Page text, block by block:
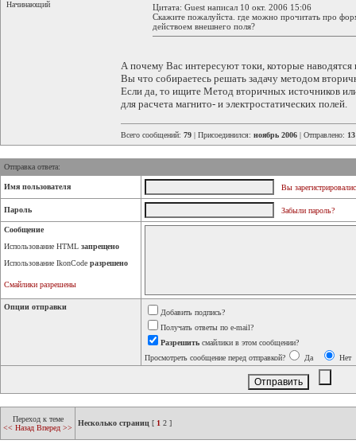
Начинающий
Цитата: Guest написал 10 окт. 2006 15:06
Скажите пожалуйста. где можно прочитать про
действоем внешнего поля?
А почему Вас интересуют токи, которые наводятся
Вы что собираетесь решать задачу методом
Если да, то ищите Метод вторичных источников
для расчета магнито- и электростатических полей.
Всего сообщений: 79 | Присоединился: ноябрь 2006 | Отправлено:
Отправка ответа:
Имя пользователя Вы
Пароль Забыли пароль?
Сообщение
Использование HTML запрещено
Использование IkonCode разрешено
Смайлики разрешены
Опции отправки
Добавить подпись?
Получать ответы по e-mail?
Разрешить смайлики в этом сообщении?
Просмотреть сообщение перед отправкой?
Да Нет
Переход к теме
<< Назад Вперед >>
Несколько страниц [ 1 2 ]